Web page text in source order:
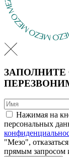
Нажимая на
персональных
"Мезо",
прямым запросом